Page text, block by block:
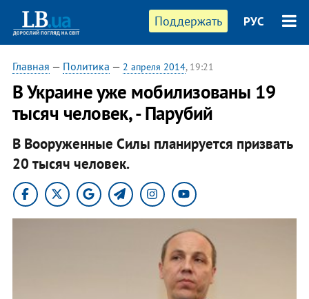
Поддержать РУС
Главная — Политика — 2 апреля 2014, 19:21
В Украине уже мобилизованы 19
тысяч человек, - Парубий
В Вооруженные Силы планируется призвать
20 тысяч человек.